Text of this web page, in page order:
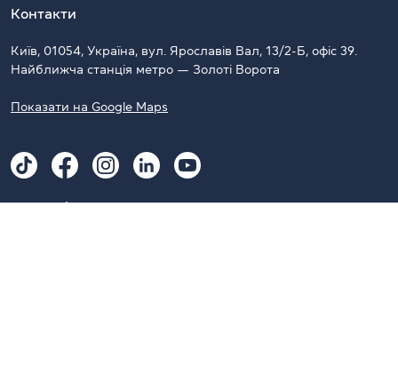
Контакти
Київ, 01054, Україна, вул. Ярославів Вал, 13/2-Б, офіс 39.
Найближча станція метро — Золоті Ворота
Показати на Google Maps
Наші Telegram-канали